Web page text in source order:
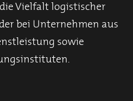
Vielfalt logistischer
bei Unternehmen aus
sowie